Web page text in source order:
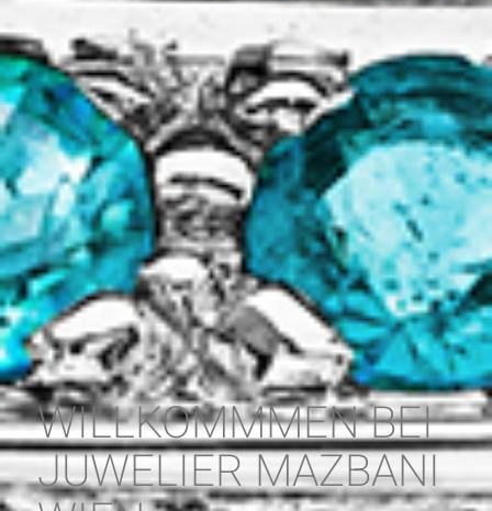
WILLKOMMMEN BEI
JUWELIER MAZBANI